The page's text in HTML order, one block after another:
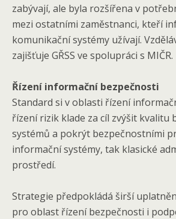
zabývají, ale byla rozšířena v
mezi ostatními zaměstnanci, kteří
komunikační systémy užívají.
zajišťuje GŘSS ve spolupráci s MIČR.
Řízení informační bezpečnosti
Standard si v oblasti řízení
řízení rizik klade za cíl zvýšit kvalitu
systémů a pokrýt bezpečnostními
informační systémy, tak klasické
prostředí.
Strategie předpokládá širší
pro oblast řízení bezpečnosti i